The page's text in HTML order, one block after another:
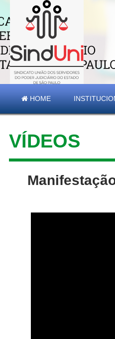
HOME
VÍDEOS